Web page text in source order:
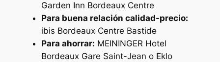
Garden Inn Bordeaux Centre
Para buena relación calidad-precio:
ibis Bordeaux Centre Bastide
Para ahorrar: MEININGER Hotel
Bordeaux Gare Saint-Jean o Eklo